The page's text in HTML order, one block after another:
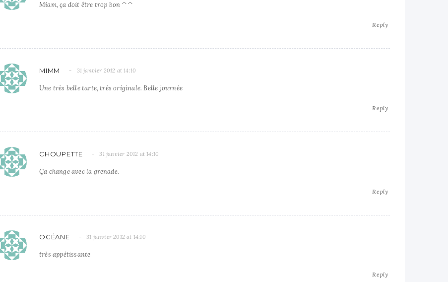
Miam, ça doit être trop bon ^^
Reply
MIMM 31 janvier 2012 at 14:10
Une très belle tarte, très originale. Belle journée
Reply
CHOUPETTE 31 janvier 2012 at 14:10
Ça change avec la grenade.
Reply
OCÉANE 31 janvier 2012 at 14:10
très appétissante
Reply